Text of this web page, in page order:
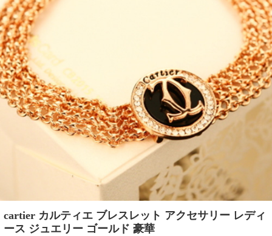
cartier カルティエ ブレスレット アクセサリー レディ
ース ジュエリー ゴールド 豪華